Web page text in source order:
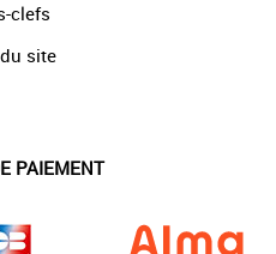
clefs
site
PAIEMENT